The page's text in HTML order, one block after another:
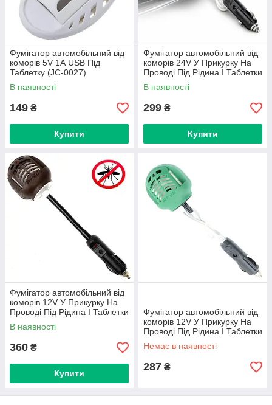
Фумігатор автомобільний від
коморів 5V 1А USB Під
Таблетку (JC-0027)
В наявності
149 ₴
Купити
Фумігатор автомобільний від
коморів 24V У Прикурку На
Проводі Під Рідина І Таблетки
В наявності
299 ₴
Купити
Фумігатор автомобільний від
коморів 12V У Прикурку На
Проводі Під Рідина І Таблетки
В наявності
360 ₴
Купити
Фумігатор автомобільний від
коморів 12V У Прикурку На
Проводі Під Рідина І Таблетки
Немає в наявності
287 ₴